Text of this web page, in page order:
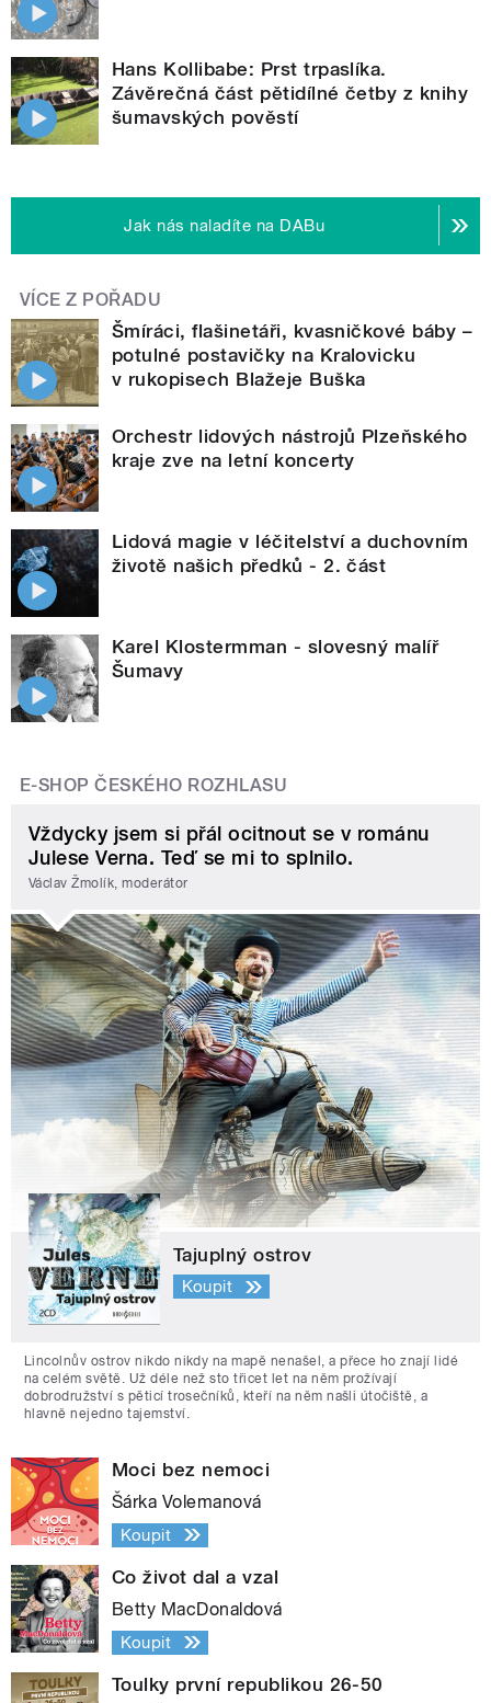
Hans Kollibabe: Prst trpaslíka.
Závěrečná část pětidílné četby z knihy
šumavských pověstí
Jak nás naladíte na DABu
VÍCE Z POŘADU
Šmíráci, flašinetáři, kvasničkové báby –
potulné postavičky na Kralovicku
v rukopisech Blažeje Buška
Orchestr lidových nástrojů Plzeňského
kraje zve na letní koncerty
Lidová magie v léčitelství a duchovním
životě našich předků - 2. část
Karel Klostermman - slovesný malíř
Šumavy
E-SHOP ČESKÉHO ROZHLASU
Vždycky jsem si přál ocitnout se v románu
Julese Verna. Teď se mi to splnilo.
Václav Žmolík, moderátor
Tajuplný ostrov
Koupit
Lincolnův ostrov nikdo nikdy na mapě nenašel, a přece ho znají lidé
na celém světě. Už déle než sto třicet let na něm prožívají
dobrodružství s pěticí trosečníků, kteří na něm našli útočiště, a
hlavně nejedno tajemství.
Moci bez nemoci
Šárka Volemanová
Koupit
Co život dal a vzal
Betty MacDonaldová
Koupit
Toulky první republikou 26-50